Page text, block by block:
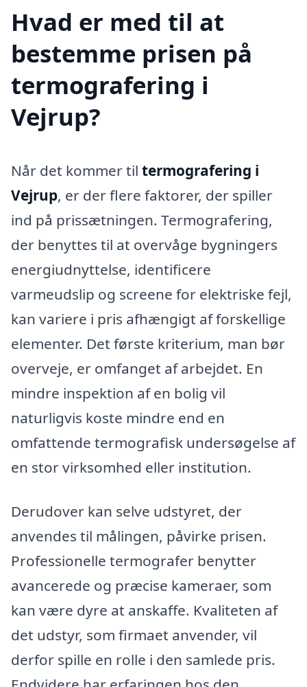
Hvad er med til at
bestemme prisen på
termografering i
Vejrup?
Når det kommer til termografering i
Vejrup, er der flere faktorer, der spiller
ind på prissætningen. Termografering,
der benyttes til at overvåge bygningers
energiudnyttelse, identificere
varmeudslip og screene for elektriske fejl,
kan variere i pris afhængigt af forskellige
elementer. Det første kriterium, man bør
overveje, er omfanget af arbejdet. En
mindre inspektion af en bolig vil
naturligvis koste mindre end en
omfattende termografisk undersøgelse af
en stor virksomhed eller institution.
Derudover kan selve udstyret, der
anvendes til målingen, påvirke prisen.
Professionelle termografer benytter
avancerede og præcise kameraer, som
kan være dyre at anskaffe. Kvaliteten af
det udstyr, som firmaet anvender, vil
derfor spille en rolle i den samlede pris.